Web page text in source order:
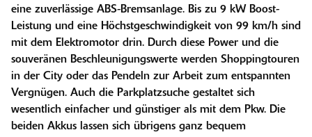
eine zuverlässige ABS-Bremsanlage. Bis zu 9 kW Boost-
Leistung und eine Höchstgeschwindigkeit von 99 km/h sind
mit dem Elektromotor drin. Durch diese Power und die
souveränen Beschleunigungswerte werden Shoppingtouren
in der City oder das Pendeln zur Arbeit zum entspannten
Vergnügen. Auch die Parkplatzsuche gestaltet sich
wesentlich einfacher und günstiger als mit dem Pkw. Die
beiden Akkus lassen sich übrigens ganz bequem